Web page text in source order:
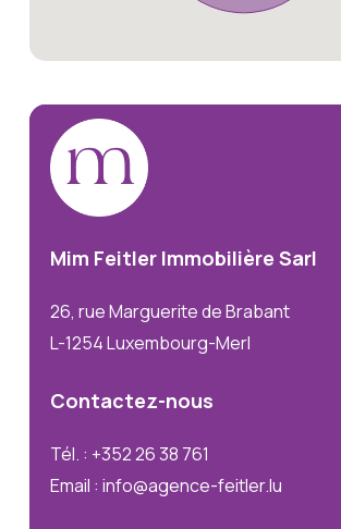
Mim Feitler Immobilière Sarl
26, rue Marguerite de Brabant
L-1254 Luxembourg-Merl
Contactez-nous
Tél. : +352 26 38 761
Email : info@agence-feitler.lu